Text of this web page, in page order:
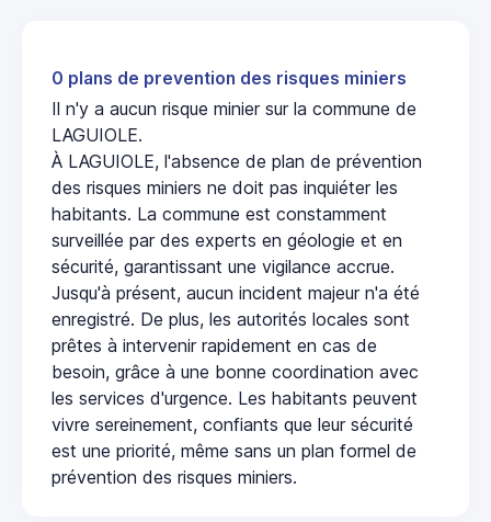
0 plans de prevention des risques miniers
Il n'y a aucun risque minier sur la commune de
LAGUIOLE.
À LAGUIOLE, l'absence de plan de prévention
des risques miniers ne doit pas inquiéter les
habitants. La commune est constamment
surveillée par des experts en géologie et en
sécurité, garantissant une vigilance accrue.
Jusqu'à présent, aucun incident majeur n'a été
enregistré. De plus, les autorités locales sont
prêtes à intervenir rapidement en cas de
besoin, grâce à une bonne coordination avec
les services d'urgence. Les habitants peuvent
vivre sereinement, confiants que leur sécurité
est une priorité, même sans un plan formel de
prévention des risques miniers.